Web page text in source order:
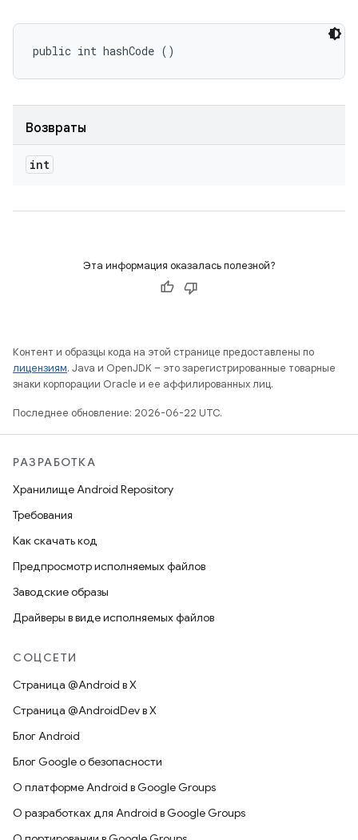
public int hashCode ()
Возвраты
int
Эта информация оказалась полезной?
Контент и образцы кода на этой странице предоставлены по
лицензиям. Java и OpenJDK – это зарегистрированные товарные
знаки корпорации Oracle и ее аффилированных лиц.
Последнее обновление: 2026-06-22 UTC.
РАЗРАБОТКА
Хранилище Android Repository
Требования
Как скачать код
Предпросмотр исполняемых файлов
Заводские образы
Драйверы в виде исполняемых файлов
СОЦСЕТИ
Страница @Android в X
Страница @AndroidDev в X
Блог Android
Блог Google о безопасности
О платформе Android в Google Groups
О разработках для Android в Google Groups